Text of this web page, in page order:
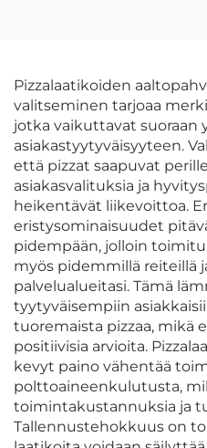
Pizzalaatikoiden
valitseminen tarjoaa
jotka vaikuttavat suoraan
asiakastyytyväisyyteen.
että pizzat saapuvat
asiakasvalituksia ja
heikentävät liikevoittoa.
eristysominaisuudet
pidempään, jolloin
myös pidemmillä reiteillä
palvelualueitasi. Tämä
tyytyväisempiin
tuoremaista pizzaa, mikä
positiivisia arvioita.
kevyt paino vähentää
polttoaineenkulutusta,
toimintakustannuksia ja
Tallennustehokkuus on